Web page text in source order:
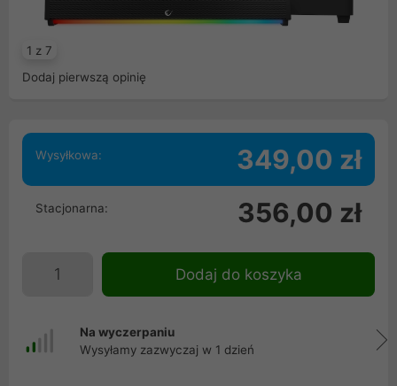
1 z 7
Dodaj pierwszą opinię
Wysyłkowa: 349,00 zł
Stacjonarna: 356,00 zł
Dodaj do koszyka
Na wyczerpaniu
Wysyłamy zazwyczaj w 1 dzień